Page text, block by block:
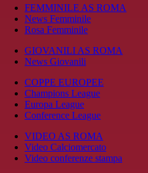
FEMMINILE AS ROMA
News Femminile
Rosa Femminile
GIOVANILI AS ROMA
News Giovanili
COPPE EUROPEE
Champions League
Europa League
Conference League
VIDEO AS ROMA
Video Calciomercato
Video conferenze stampa